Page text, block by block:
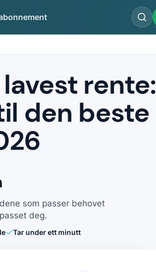
rente:
den beste
som passer behovet
deg.
Tar under ett minutt